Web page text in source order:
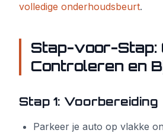
volledige onderhoudsbeurt.
Stap-voor-Stap:
Controleren en
Stap 1: Voorbereiding
Parkeer je auto op vlakke